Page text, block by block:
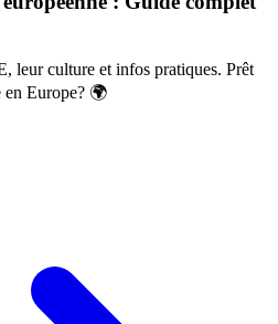
leur culture et infos pratiques. Prêt
en Europe? 🌍